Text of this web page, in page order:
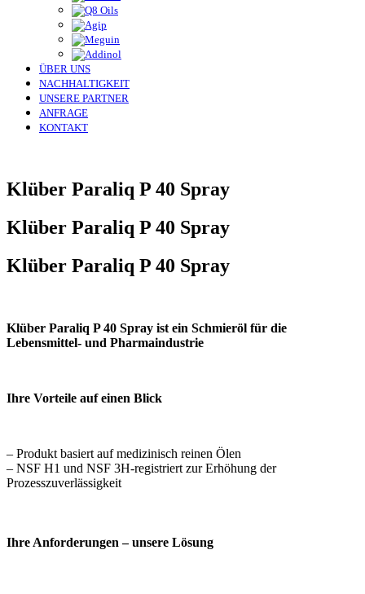
ÜBER UNS
NACHHALTIGKEIT
UNSERE PARTNER
ANFRAGE
KONTAKT
Klüber Paraliq P 40 Spray
Klüber Paraliq P 40 Spray
Klüber Paraliq P 40 Spray
Klüber Paraliq P 40 Spray ist ein Schmieröl für die
Lebensmittel- und Pharmaindustrie
Ihre Vorteile auf einen Blick
– Produkt basiert auf medizinisch reinen Ölen
– NSF H1 und NSF 3H-registriert zur Erhöhung der
Prozesszuverlässigkeit
Ihre Anforderungen – unsere Lösung